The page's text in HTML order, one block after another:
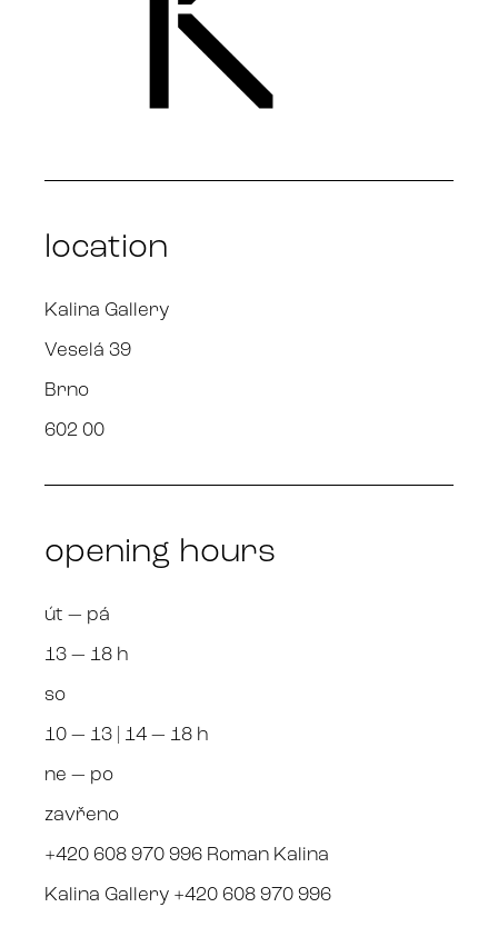
location
Kalina Gallery
Veselá 39
Brno
602 00
opening hours
út — pá
13 — 18 h
so
10 — 13 | 14 — 18 h
ne — po
zavřeno
+420 608 970 996 Roman Kalina
Kalina Gallery +420 608 970 996